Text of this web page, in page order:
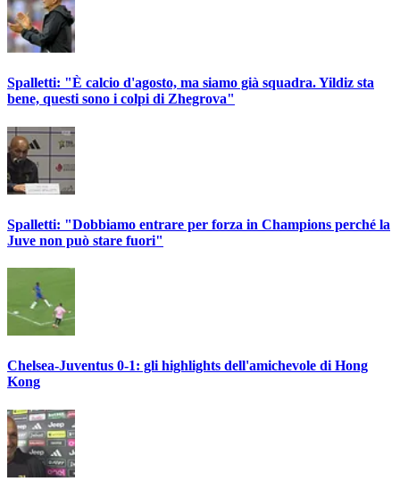
Spalletti: "È calcio d'agosto, ma siamo già squadra. Yildiz sta
bene, questi sono i colpi di Zhegrova"
Spalletti: "Dobbiamo entrare per forza in Champions perché la
Juve non può stare fuori"
Chelsea-Juventus 0-1: gli highlights dell'amichevole di Hong
Kong